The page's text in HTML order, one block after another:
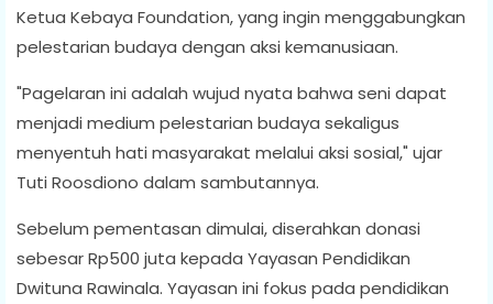
Ketua Kebaya Foundation, yang ingin menggabungkan
pelestarian budaya dengan aksi kemanusiaan.
"Pagelaran ini adalah wujud nyata bahwa seni dapat
menjadi medium pelestarian budaya sekaligus
menyentuh hati masyarakat melalui aksi sosial," ujar
Tuti Roosdiono dalam sambutannya.
Sebelum pementasan dimulai, diserahkan donasi
sebesar Rp500 juta kepada Yayasan Pendidikan
Dwituna Rawinala. Yayasan ini fokus pada pendidikan